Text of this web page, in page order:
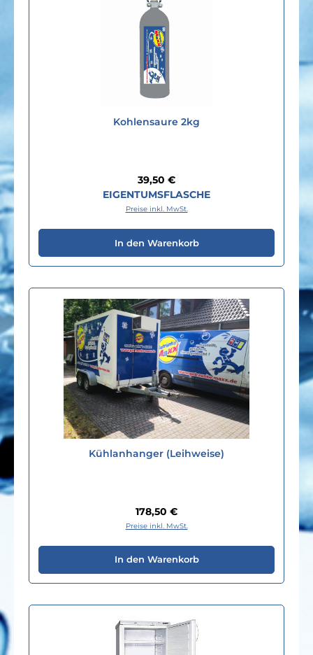
Kohlensaure 2kg
Regulärer Preis:
39,50 €
EIGENTUMSFLASCHE
Preise inkl. MwSt.
In den Warenkorb
Kühlanhanger (Leihweise)
Regulärer Preis:
178,50 €
Preise inkl. MwSt.
In den Warenkorb